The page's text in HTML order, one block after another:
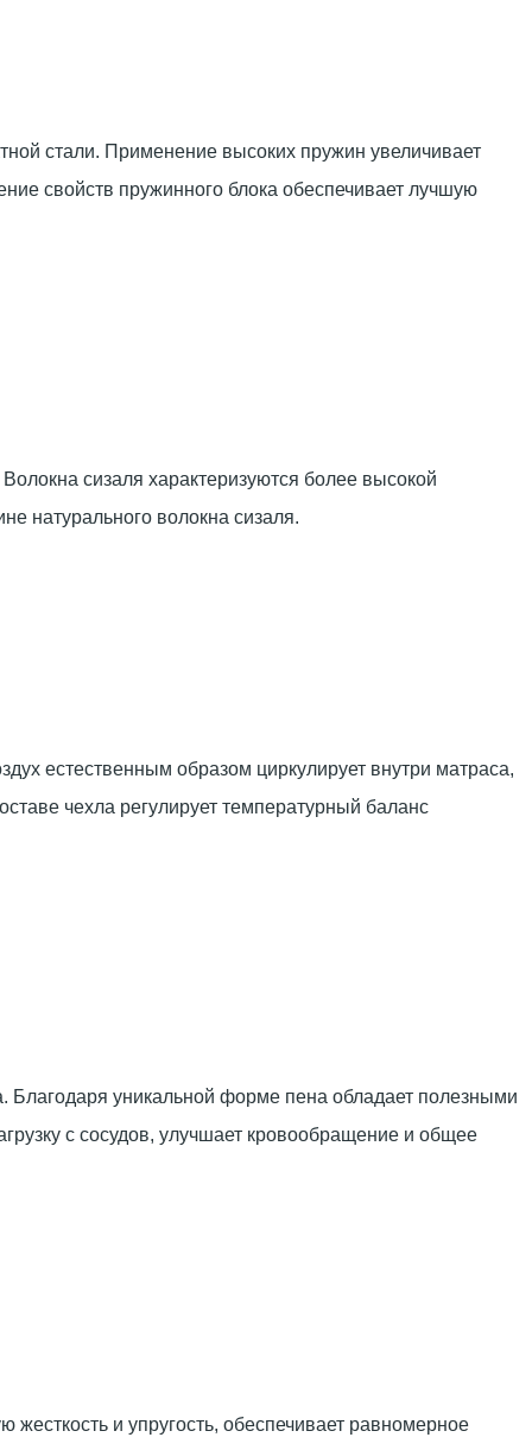
стали. Применение высоких пружин увеличивает
свойств пружинного блока обеспечивает лучшую
сизаля характеризуются более высокой
натурального волокна сизаля.
естественным образом циркулирует внутри матраса,
чехла регулирует температурный баланс
Благодаря уникальной форме пена обладает полезными
с сосудов, улучшает кровообращение и общее
и упругость, обеспечивает равномерное